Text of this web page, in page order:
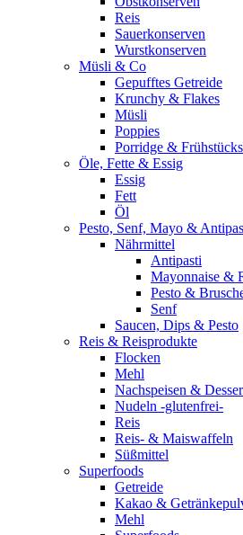
Reis
Sauerkonserven
Wurstkonserven
Müsli & Co
Gepufftes Getreide
Krunchy & Flakes
Müsli
Poppies
Porridge &
Öle, Fette & Essig
Essig
Fett
Öl
Pesto, Senf, Mayo &
Nährmittel
Antipasti
Mayonnaise &
Pesto &
Senf
Saucen, Dips & Pesto
Reis & Reisprodukte
Flocken
Mehl
Nachspeisen &
Nudeln -glutenfrei-
Reis
Reis- & Maiswaffeln
Süßmittel
Superfoods
Getreide
Kakao &
Mehl